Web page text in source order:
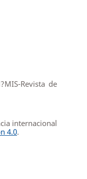
Revista de
internacional
4.0.